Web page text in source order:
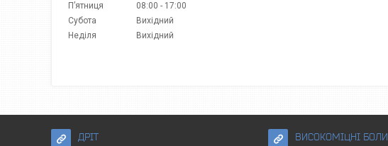
Пʼятниця
08:00
17:00
Субота
Вихідний
Неділя
Вихідний
ДРІТ ВИСОКОМІЦНІ БОЛИ